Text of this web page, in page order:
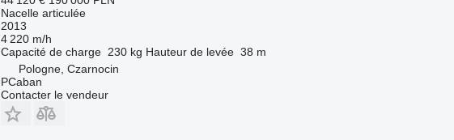
Nacelle articulée
2013
4 220 m/h
Capacité de charge 230 kg Hauteur de levée 38 m
Pologne, Czarnocin
PCaban
Contacter le vendeur